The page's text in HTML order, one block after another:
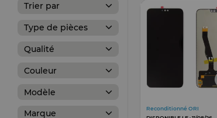
Trier par
Type de pièces
Qualité
Couleur
Modèle
Marque
Reconditionné ORI